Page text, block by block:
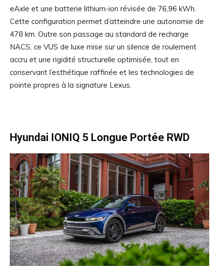
eAxle et une batterie lithium-ion révisée de 76,96 kWh.
Cette configuration permet d’atteindre une autonomie de
478 km. Outre son passage au standard de recharge
NACS, ce VUS de luxe mise sur un silence de roulement
accru et une rigidité structurelle optimisée, tout en
conservant l’esthétique raffinée et les technologies de
pointe propres à la signature Lexus.
Hyundai IONIQ 5 Longue Portée RWD